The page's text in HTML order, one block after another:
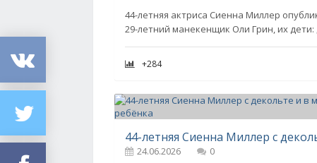
44-летняя актриса Сиенна Миллер
29-летний манекенщик Оли Грин, их
+284
24.06.2026
0